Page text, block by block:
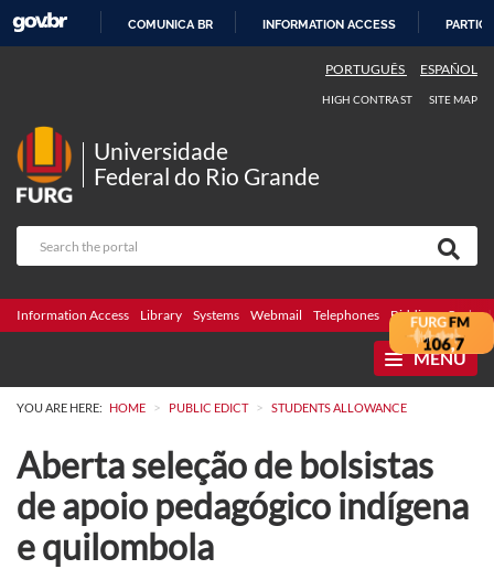
COMUNICA BR INFORMATION ACCESS
PORTUGUÊS ESPAÑOL
HIGH CONTRAST SITE MAP
Universidade
Federal do Rio Grande
Information Access Library Systems Webmail Telephones Bidding
MENU
YOU ARE HERE: HOME > PUBLIC EDICT > STUDENTS ALLOWANCE
Aberta seleção de bolsistas
de apoio pedagógico indígena
e quilombola